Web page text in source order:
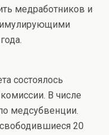
медработников и
состоялось
В числе
медсубвенции.
20